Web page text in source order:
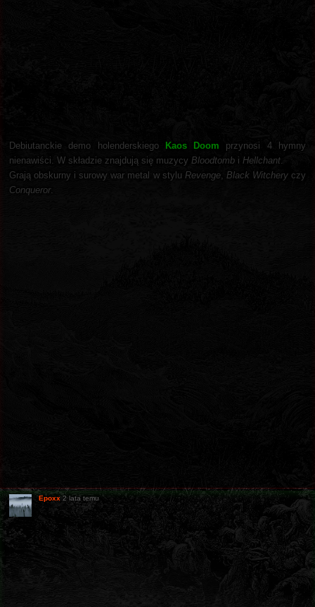
Debiutanckie demo holenderskiego Kaos Doom przynosi 4 hymny
nienawiści. W składzie znajdują się muzycy Bloodtomb i Hellchant.
Grają obskurny i surowy war metal w stylu Revenge, Black Witcheryczy
Conqueror.
Epoxx 2 lata temu